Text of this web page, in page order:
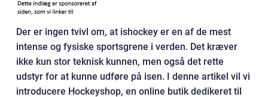
Der er ingen tvivl om, at ishockey er en af de mest
intense og fysiske sportsgrene i verden. Det kræver
ikke kun stor teknisk kunnen, men også det rette
udstyr for at kunne udføre på isen. I denne artikel vil vi
introducere Hockeyshop, en online butik dedikeret til